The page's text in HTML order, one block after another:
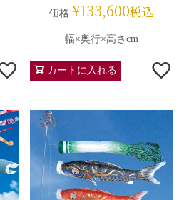
価格 ¥133,600税込
幅×奥行×高さcm
カートに入れる